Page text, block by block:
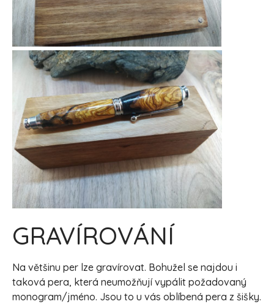
GRAVÍROVÁNÍ
Na většinu per lze gravírovat. Bohužel se najdou i
taková pera, která neumožňují vypálit požadovaný
monogram/jméno. Jsou to u vás oblíbená pera z šišky.